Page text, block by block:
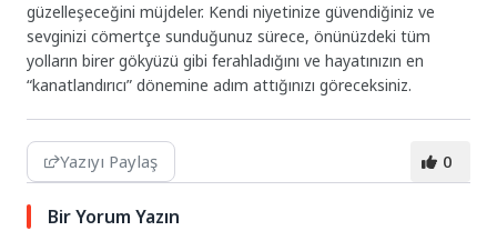
güzelleşeceğini müjdeler. Kendi niyetinize güvendiğiniz ve
sevginizi cömertçe sunduğunuz sürece, önünüzdeki tüm
yolların birer gökyüzü gibi ferahladığını ve hayatınızın en
“kanatlandırıcı” dönemine adım attığınızı göreceksiniz.
Yazıyı Paylaş 0
Bir Yorum Yazın